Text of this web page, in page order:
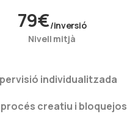
79€/inversió
Nivell mitjà
individualitzada
procés creatiu i bloquejos